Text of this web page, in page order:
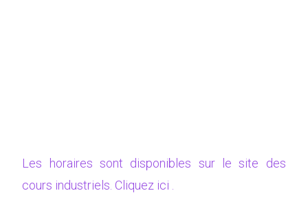
Les horaires sont disponibles sur le site des
cours industriels. Cliquez ici .